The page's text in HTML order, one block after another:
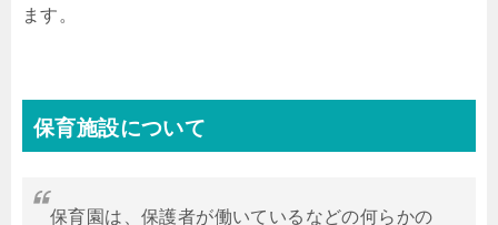
ます。
保育施設について
保育園は、保護者が働いているなどの何らかの